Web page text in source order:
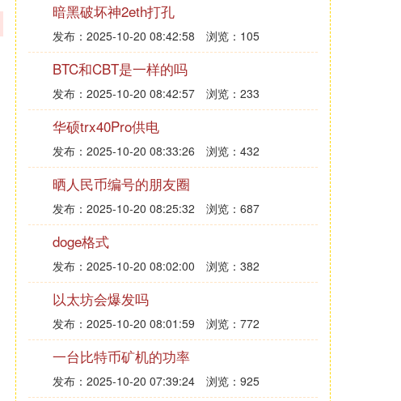
暗黑破坏神2eth打孔
发布：2025-10-20 08:42:58 浏览：105
BTC和CBT是一样的吗
发布：2025-10-20 08:42:57 浏览：233
华硕trx40Pro供电
发布：2025-10-20 08:33:26 浏览：432
晒人民币编号的朋友圈
发布：2025-10-20 08:25:32 浏览：687
doge格式
发布：2025-10-20 08:02:00 浏览：382
以太坊会爆发吗
发布：2025-10-20 08:01:59 浏览：772
一台比特币矿机的功率
发布：2025-10-20 07:39:24 浏览：925